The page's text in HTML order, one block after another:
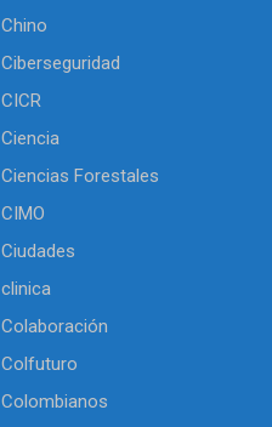
Chino
Ciberseguridad
CICR
Ciencia
Ciencias Forestales
CIMO
Ciudades
clinica
Colaboración
Colfuturo
Colombianos